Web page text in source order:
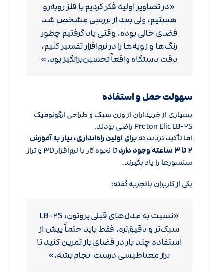
«در تصاویر اولیه فکر کردیم با فلز روبه‌رو
هستیم، ولی بعد از بررسی مشخص شد
فضای خالی بوده. وقتی یاد گرفتیم چطور
رنگ‌ها و زاویه‌ها را در نرم‌افزار تفسیر کنیم،
دقت دستگاه واقعاً تحسین‌برانگیز بود.»
سهولت حمل و استفاده
بسیاری از خریداران از وزن سبک و طراحی ارگونومیک
Proton Elic LB-۲S راضی بودند.
اما تأکید کردند کهبرای اولین راه‌اندازی، نیاز به آموزش
۲ تا ۳ ساعته وجود دارد
تا نحوه کار با نرم‌افزار ۳D و تراز
سنسورها را یاد بگیرند.
یکی از کاربران باتجربه گفته:
«نسبت به مدل‌های قبلی پروتون، LB-۲S
سبک‌تر و دقیق‌تره. فقط باید حتماً پیش از
استفاده چند بار در فضای باز تمرین کنید تا
تراز مغناطیسی درست انجام بشه.»